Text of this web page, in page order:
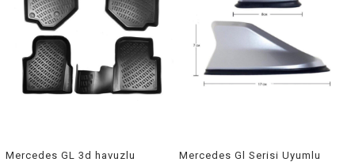
Mercedes GL 3d havuzlu
Mercedes Gl Serisi Uyumlu